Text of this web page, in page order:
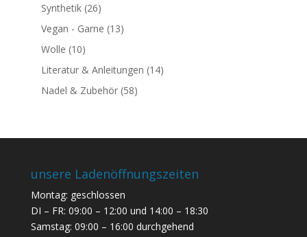
Synthetik (26)
Vegan - Garne (13)
Wolle (10)
Literatur & Anleitungen (14)
Nadel & Zubehör (58)
unsere Ladenöffnungszeiten
Montag: geschlossen
DI – FR: 09:00 – 12:00 und 14:00 – 18:30
Samstag: 09:00 – 16:00 durchgehend